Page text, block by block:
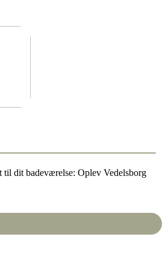
dit badeværelse: Oplev Vedelsborg